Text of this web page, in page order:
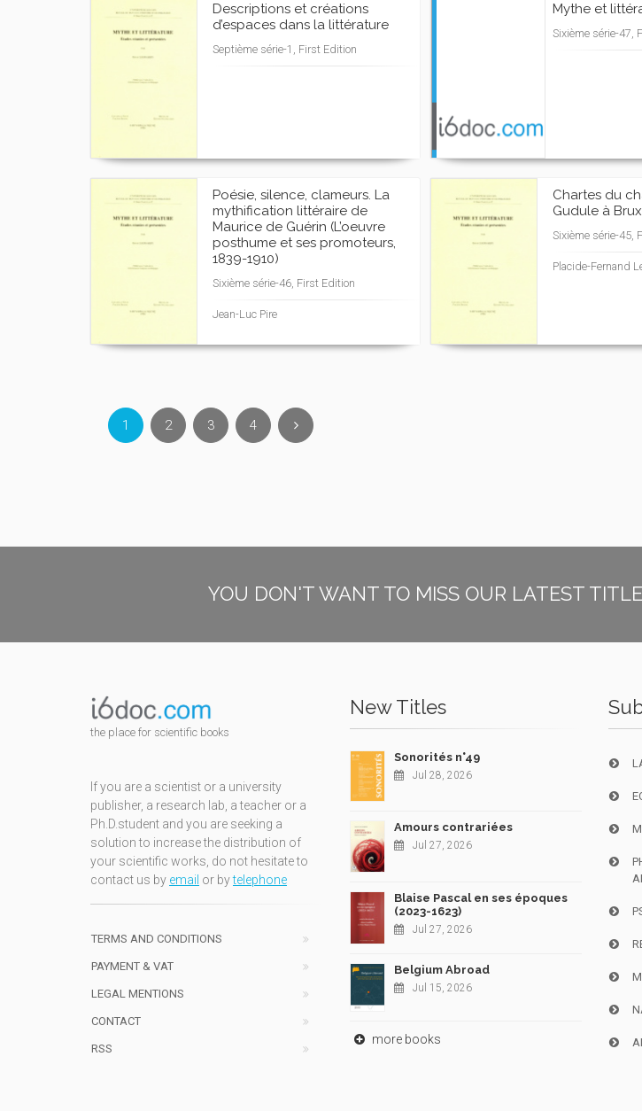
Descriptions et créations
d’espaces dans la littérature
Septième série-1, First Edition
Mythe et
Sixième série-47,
Poésie, silence, clameurs. La
mythification littéraire de
Maurice de Guérin (L’oeuvre
posthume et ses promoteurs,
1839-1910)
Sixième série-46, First Edition
Jean-Luc Pire
Chartes du
Gudule à
Sixième série-45,
Placide-Fernand
1 2 3 4
YOU DON'T WANT TO MISS OUR LATEST
the place for scientific books
If you are a scientist or a university
publisher, a research lab, a teacher or a
Ph.D.student and you are seeking a
solution to increase the distribution of
your scientific works, do not hesitate to
contact us by email or bytelephone
TERMS AND CONDITIONS
PAYMENT & VAT
LEGAL MENTIONS
CONTACT
RSS
New Titles
Sonorités n°49
Jul 28, 2026
Amours contrariées
Jul 27, 2026
Blaise Pascal en ses époques
(2023-1623)
Jul 27, 2026
Belgium Abroad
Jul 15, 2026
more books